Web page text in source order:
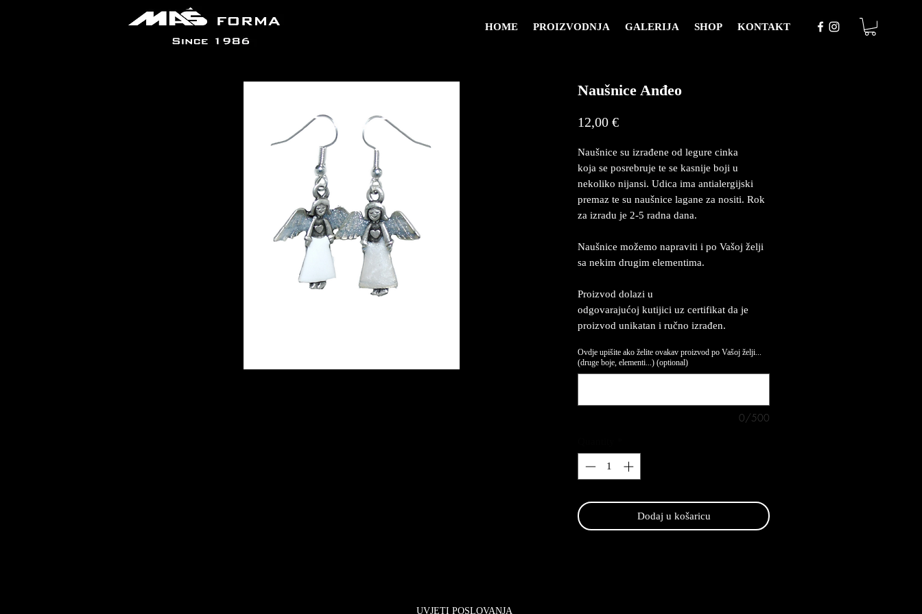
HOME PROIZVODNJA GALERIJA SHOP KONTAKT
Naušnice Anđeo
12,00 €Price
Naušnice su izrađene od legure cinka
koja se posrebruje te se kasnije boji u
nekoliko nijansi. Udica ima antialergijski
premaz te su naušnice lagane za nositi. Rok
za izradu je 2-5 radna dana.
Naušnice možemo napraviti i po Vašoj želji
sa nekim drugim elementima.
Proizvod dolazi u
odgovarajućoj kutijici uz certifikat da je
proizvod unikatan i ručno izrađen.
Ovdje upišite ako želite ovakav proizvod po Vašoj želji...
(druge boje, elementi...) (optional)
0/500
Dodaj u košaricu
UVJETI POSLOVANJA